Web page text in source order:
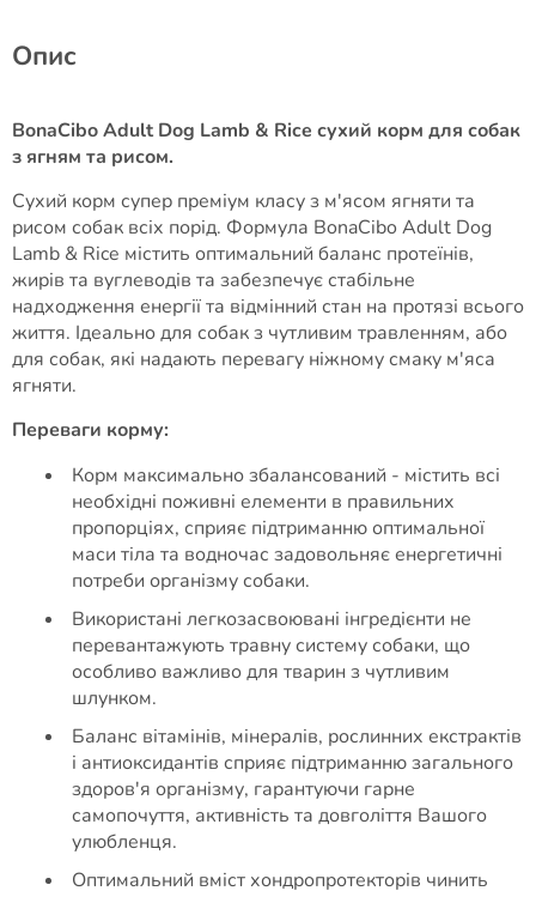
Опис
BonaCibo Adult Dog Lamb & Rice сухий корм для собак
з ягням та рисом.
Сухий корм супер преміум класу з м'ясом ягняти та
рисом собак всіх порід. Формула BonaCibo Adult Dog
Lamb & Rice містить оптимальний баланс протеїнів,
жирів та вуглеводів та забезпечує стабільне
надходження енергії та відмінний стан на протязі всього
життя. Ідеально для собак з чутливим травленням, або
для собак, які надають перевагу ніжному смаку м'яса
ягняти.
Переваги корму:
Корм максимально збалансований - містить всі
необхідні поживні елементи в правильних
пропорціях, сприяє підтриманню оптимальної
маси тіла та водночас задовольняє енергетичні
потреби організму собаки.
Використані легкозасвоювані інгредієнти не
перевантажують травну систему собаки, що
особливо важливо для тварин з чутливим
шлунком.
Баланс вітамінів, мінералів, рослинних екстрактів
і антиоксидантів сприяє підтриманню загального
здоров'я організму, гарантуючи гарне
самопочуття, активність та довголіття Вашого
улюбленця.
Оптимальний вміст хондропротекторів чинить